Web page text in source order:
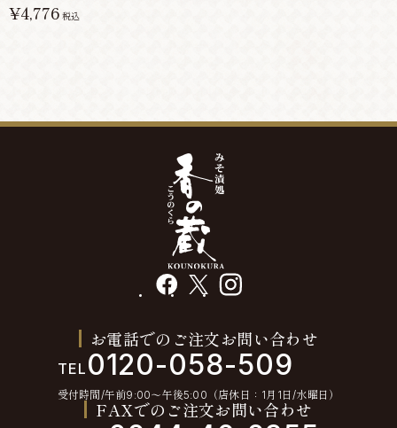
¥4,776 税込
facebook instagram
お電話でのご注文お問い合わせ
TEL 0120-058-509
受付時間/午前9:00〜午後5:00（店休日：1月1日/水曜日）
FAXでのご注文お問い合わせ